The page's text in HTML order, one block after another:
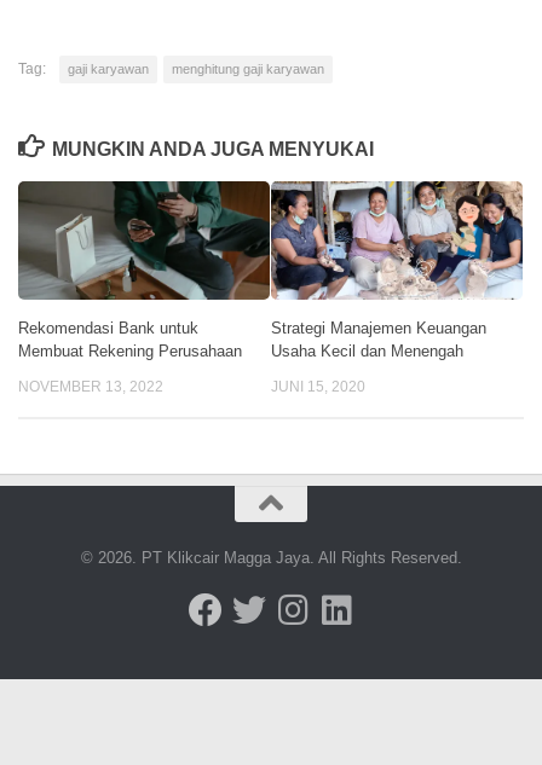
Tag: gaji karyawan menghitung gaji karyawan
MUNGKIN ANDA JUGA MENYUKAI
Rekomendasi Bank untuk
Membuat Rekening Perusahaan
NOVEMBER 13, 2022
Strategi Manajemen Keuangan
Usaha Kecil dan Menengah
JUNI 15, 2020
© 2026. PT Klikcair Magga Jaya. All Rights Reserved.